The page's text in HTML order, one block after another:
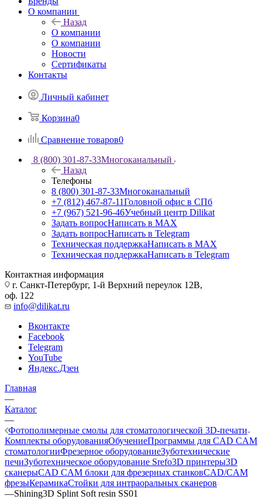
О компании
Назад
О компании
О компании
Новости
Сертификаты
Контакты
Личный кабинет
Корзина0
Сравнение товаров0
8 (800) 301-87-33Многоканальный
Назад
Телефоны
8 (800) 301-87-33Многоканальный
+7 (812) 467-87-11Головной офис в СПб
+7 (967) 521-96-46Учебный центр Dilikat
Задать вопросНаписать в MAX
Задать вопросНаписать в Telegram
Техническая поддержкаНаписать в MAX
Техническая поддержкаНаписать в Telegram
Контактная информация
г. Санкт-Петербург, 1-й Верхний переулок 12В,
оф. 122
info@dilikat.ru
Вконтакте
Facebook
Telegram
YouTube
Яндекс.Дзен
Главная
—
Каталог
—
Фотополимерные смолы для стоматологической 3D-печати
Комплекты оборудованияОбучениеПрограммы для CAD CAM
стоматологииФрезерное оборудованиеЗуботехнические
печиЗуботехническое оборудование Srefo3D принтеры3D
сканерыCAD CAM блоки для фрезерных станковCAD/CAM
фрезыКерамикаСтойки для интраоральных сканеров
—Shining3D Splint Soft resin SS01